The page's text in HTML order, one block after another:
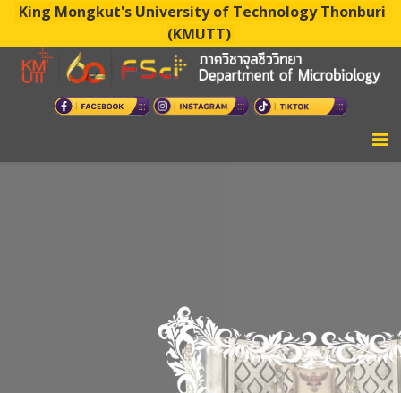
King Mongkut's University of Technology Thonburi
(KMUTT)